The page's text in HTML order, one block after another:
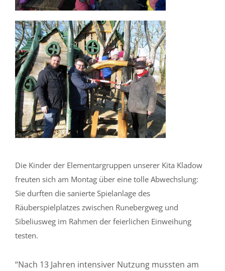
Die Kinder der Elementargruppen unserer Kita Kladow
freuten sich am Montag über eine tolle Abwechslung:
Sie durften die sanierte Spielanlage des
Räuberspielplatzes zwischen Runebergweg und
Sibeliusweg im Rahmen der feierlichen Einweihung
testen.
“Nach 13 Jahren intensiver Nutzung mussten am